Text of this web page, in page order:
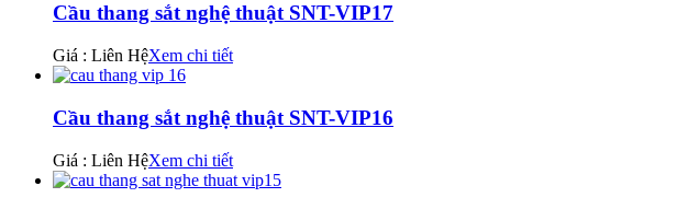
Cầu thang sắt nghệ thuật SNT-VIP17
Giá : Liên HệXem chi tiết
Cầu thang sắt nghệ thuật SNT-VIP16
Giá : Liên HệXem chi tiết